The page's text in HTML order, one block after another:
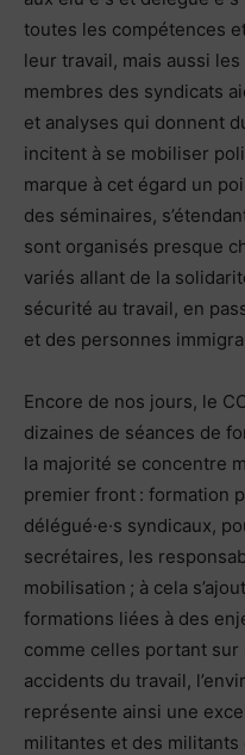
toutes les compétences
leur travail, mais aussi
membres des syndicats
et analyses qui donnent
incitent à se mobiliser
marque à cet égard un
des séminaires,
sont organisés presque
variés allant de la
sécurité au travail, en
et des personnes
Encore de nos jours, le
dizaines de séances de
la majorité se concentre
premier front : formation
délégué·e·s syndicaux,
secrétaires, les
mobilisation ; à cela
formations liées à des
comme celles portant
accidents du travail,
représente ainsi une
militantes et des